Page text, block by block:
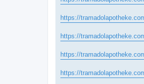
https://
https://
https://
https://